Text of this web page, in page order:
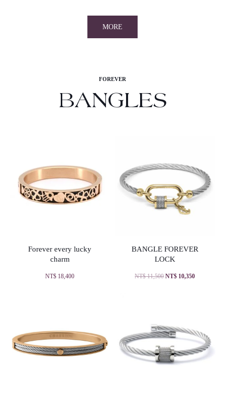
MORE
FOREVER
BANGLES
Forever every lucky
charm
NT$ 18,400
BANGLE FOREVER
LOCK
NT$11,500 NT$ 10,350